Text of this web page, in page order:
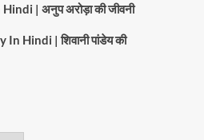
| अनुप अरोड़ा की जीवनी
Hindi | शिवानी पांडेय की